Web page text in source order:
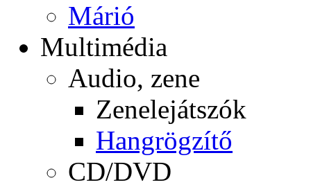
Márió
Multimédia
Audio, zene
Zenelejátszók
Hangrögzítő
CD/DVD